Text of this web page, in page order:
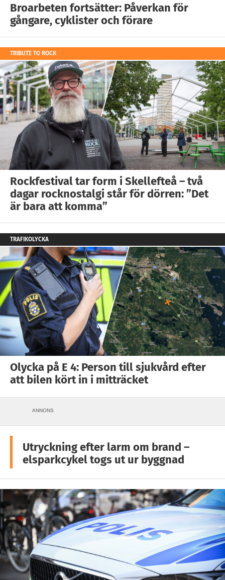
Broarbeten fortsätter: Påverkan för
gångare, cyklister och förare
TRIBUTE TO ROCK
Rockfestival tar form i Skellefteå – två
dagar rocknostalgi står för dörren: ”Det
är bara att komma”
TRAFIKOLYCKA
Olycka på E 4: Person till sjukvård efter
att bilen kört in i mitträcket
ANNONS
Utryckning efter larm om brand –
elsparkcykel togs ut ur byggnad